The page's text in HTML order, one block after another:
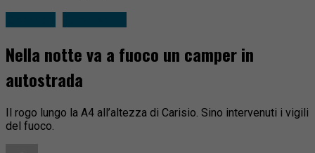
Nella notte va a fuoco un camper in
autostrada
Il rogo lungo la A4 all’altezza di Carisio. Sino intervenuti i vigili
del fuoco.